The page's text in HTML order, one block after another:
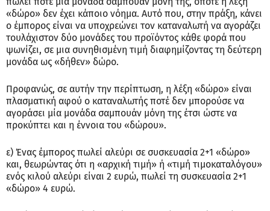
«δώρο» δεν έχει κάποιο νόημα. Αυτό που, στην πράξη, κάνει
ο έμπορος είναι να υποχρεώνει τον καταναλωτή να αγοράζει
τουλάχιστον δύο μονάδες του προϊόντος κάθε φορά που
ψωνίζει, σε μια συνηθισμένη τιμή διαφημίζοντας τη δεύτερη
μονάδα ως «δήθεν» δώρο.
Προφανώς, σε αυτήν την περίπτωση, η λέξη «δώρο» είναι
πλασματική αφού ο καταναλωτής ποτέ δεν μπορούσε να
αγοράσει μία μονάδα σαμπουάν μόνη της έτσι ώστε να
προκύπτει και η έννοια του «δώρου».
ε) Ένας έμπορος πωλεί αλεύρι σε συσκευασία 2+1 «δώρο»
και, θεωρώντας ότι η «αρχική τιμή» ή «τιμή τιμοκαταλόγου»
ενός κιλού αλεύρι είναι 2 ευρώ, πωλεί τη συσκευασία 2+1
«δώρο» 4 ευρώ.